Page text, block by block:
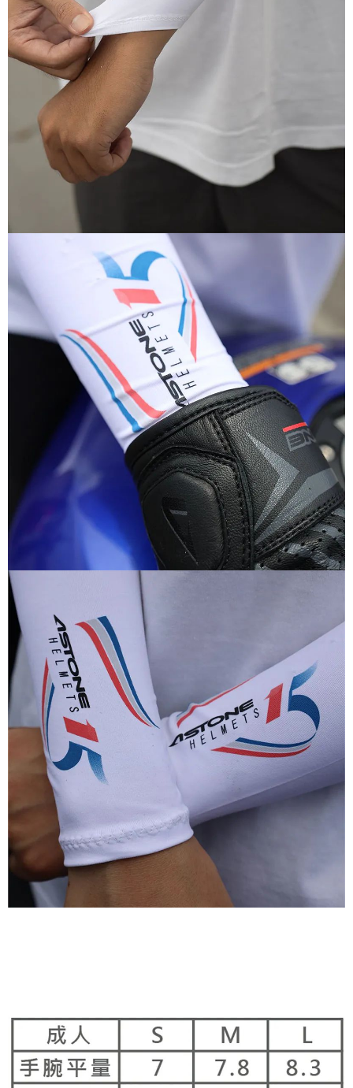
２．關於個人資料處理事宜，請瀏覽以下網址：
https://aftee.tw/terms/#terms3
３．未成年的使用者請事先徵得法定代理人或監護人之同意方可使用
「AFTEE先享後付」，若未經同意申辦者引起之損失，本公司不負相關責
任。
４．使用「AFTEE先享後付」時，將依據個別帳號之用戶狀況，依本公司即
時審查核予不同之上限額度；若仍有額度不足之情形，本公司將視審查結果
請求用戶進行身份認證。
５．嚴禁一人註冊多個帳號或使用他人資訊註冊。若發現惡意使用之情形，
恩沛科技股份有限公司將有權停止該用戶之使用額度並採取法律行動。